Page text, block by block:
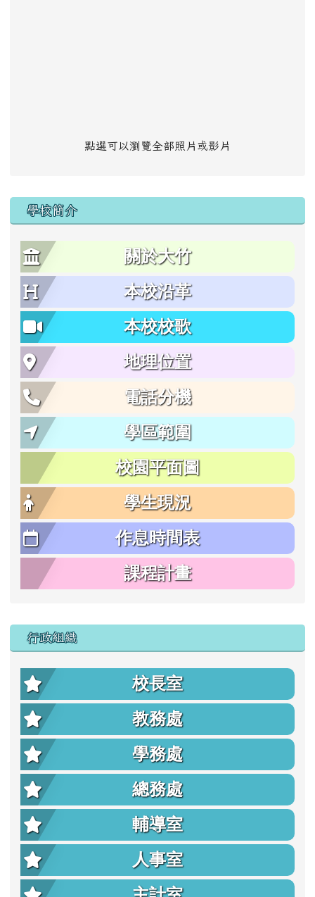
點選可以瀏覽全部照片或影片
學校簡介
關於大竹
本校沿革
本校校歌
地理位置
電話分機
學區範圍
校園平面圖
學生現況
作息時間表
課程計畫
行政組織
校長室
教務處
學務處
總務處
輔導室
人事室